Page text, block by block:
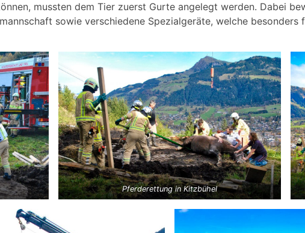
mussten dem Tier zuerst Gurte angelegt werden. Dabei
sowie verschiedene Spezialgeräte, welche
Pferderettung in Kitzbühel